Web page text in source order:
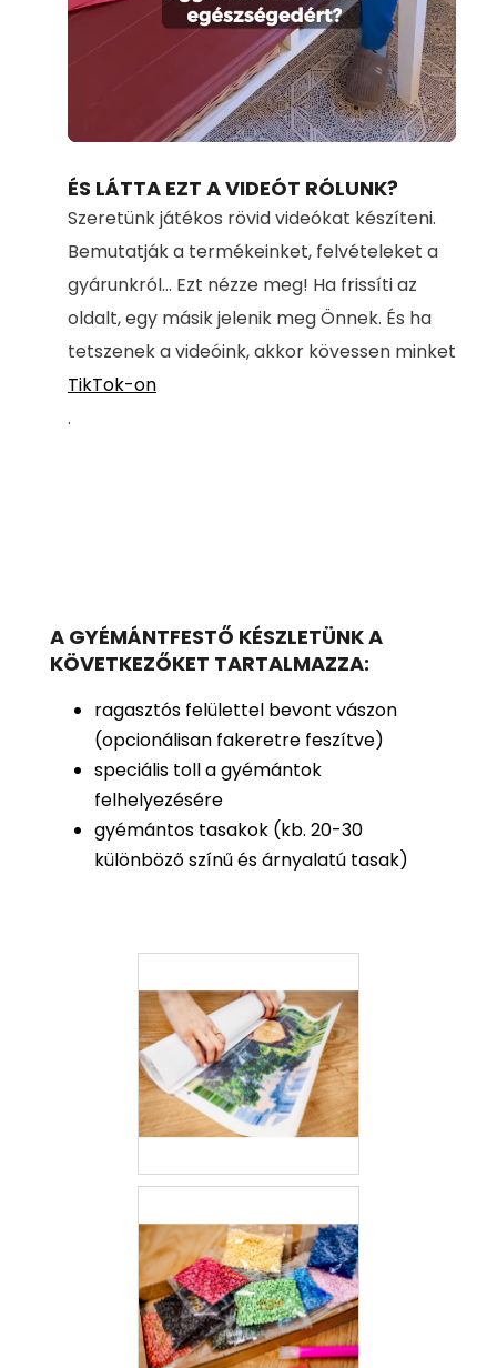
Unmute Loaded:
100.00%
ÉS LÁTTA EZT A VIDEÓT RÓLUNK?
Szeretünk játékos rövid videókat készíteni.
Bemutatják a termékeinket, felvételeket a
gyárunkról... Ezt nézze meg! Ha frissíti az
oldalt, egy másik jelenik meg Önnek. És ha
tetszenek a videóink, akkor kövessen minket
TikTok-on
.
A GYÉMÁNTFESTŐ KÉSZLETÜNK A
KÖVETKEZŐKET TARTALMAZZA:
ragasztós felülettel bevont vászon
(opcionálisan fakeretre feszítve)
speciális toll a gyémántok
felhelyezésére
gyémántos tasakok (kb. 20-30
különböző színű és árnyalatú tasak)